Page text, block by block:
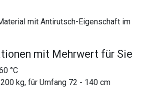
mit Antirutsch-Eigenschaft im
mit Mehrwert für Sie
°C
kg, für Umfang 72 - 140 cm